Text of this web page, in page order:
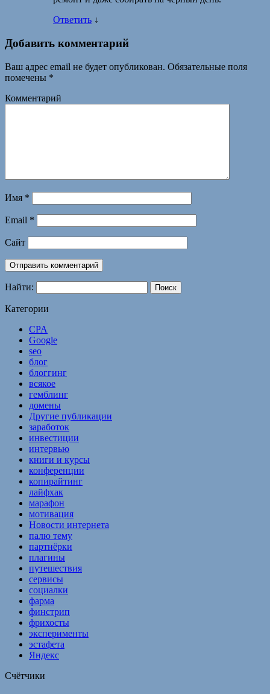
Ответить ↓
Добавить комментарий
Ваш адрес email не будет опубликован. Обязательные поля
помечены *
Комментарий
Имя *
Email *
Сайт
Найти:
Категории
CPA
Google
seo
блог
блоггинг
всякое
гемблинг
домены
Другие публикации
заработок
инвестиции
интервью
книги и курсы
конференции
копирайтинг
лайфхак
марафон
мотивация
Новости интернета
палю тему
партнёрки
плагины
путешествия
сервисы
социалки
фарма
финстрип
фрихосты
эксперименты
эстафета
Яндекс
Счётчики